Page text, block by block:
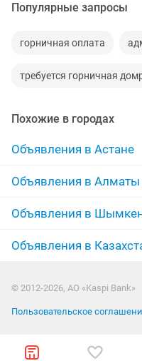
Популярные запросы
горничная оплата
требуется горничная
Похожие в городах
Объявления в Астане
Объявления в Алматы
Объявления в
Объявления в
© 2012-2026, АО «Kaspi Bank»
Пользовательское